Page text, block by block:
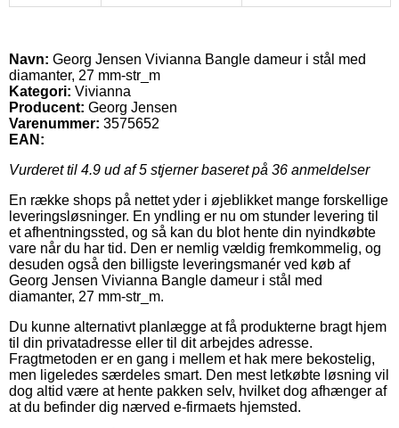
Navn: Georg Jensen Vivianna Bangle dameur i stål med
diamanter, 27 mm-str_m
Kategori: Vivianna
Producent: Georg Jensen
Varenummer: 3575652
EAN:
Vurderet til 4.9 ud af 5 stjerner baseret på 36 anmeldelser
En række shops på nettet yder i øjeblikket mange forskellige
leveringsløsninger. En yndling er nu om stunder levering til
et afhentningssted, og så kan du blot hente din nyindkøbte
vare når du har tid. Den er nemlig vældig fremkommelig, og
desuden også den billigste leveringsmanér ved køb af
Georg Jensen Vivianna Bangle dameur i stål med
diamanter, 27 mm-str_m.
Du kunne alternativt planlægge at få produkterne bragt hjem
til din privatadresse eller til dit arbejdes adresse.
Fragtmetoden er en gang i mellem et hak mere bekostelig,
men ligeledes særdeles smart. Den mest letkøbte løsning vil
dog altid være at hente pakken selv, hvilket dog afhænger af
at du befinder dig nærved e-firmaets hjemsted.